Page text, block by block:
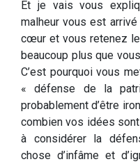
Et je vais vous
malheur vous est
cœur et vous retenez
beaucoup plus que
C’est pourquoi vous
« défense de la
probablement d’être
combien vos idées
à considérer la
chose d’infâme et